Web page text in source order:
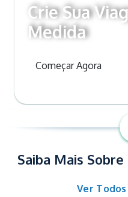
Crie Sua
Medida
Começar Agora
Saiba Mais
Ver